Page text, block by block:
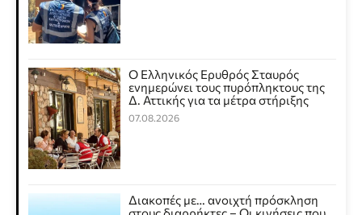
Ο Ελληνικός Ερυθρός Σταυρός
ενημερώνει τους πυρόπληκτους της
Δ. Αττικής για τα μέτρα στήριξης
07.08.2026
Διακοπές με… ανοιχτή πρόσκληση